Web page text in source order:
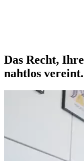
Das Recht,
nahtlos vereint.